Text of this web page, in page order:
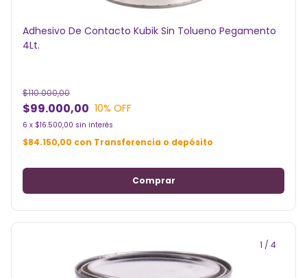
Adhesivo De Contacto Kubik Sin Tolueno Pegamento
4Lt.
$99.000,00
$110.000,00
10% OFF
6 x $16.500,00 sin interés
$84.150,00 con Transferencia o depósito
1 / 4